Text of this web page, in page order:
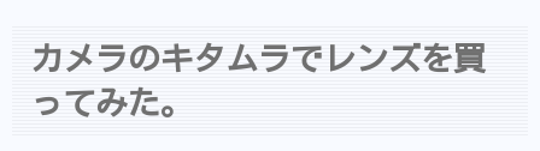
カードを持ってなくても利用できる【ショッ
ピングクレジット】
カメラのキタムラでレンズを買
ってみた。